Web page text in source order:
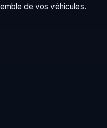
de vos véhicules.